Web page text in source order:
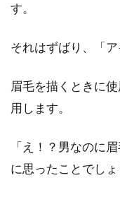
す。
それはずばり、「ア
眉毛を描くときに
用します。
「え！？男なのに
に思ったことでしょ